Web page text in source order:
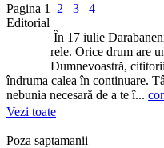
Pagina 1 2 3
4
Editorial
În 17 iulie
rele. Orice drum are
Dumnevoastră,
îndruma calea în continuare.
nebunia necesară de a te î...
Vezi toate
Poza saptamanii